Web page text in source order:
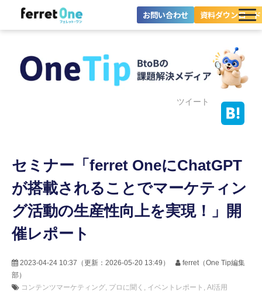
お問い合わせ 資料ダウンロード
ツール・機能一覧
料金プラン
セミナー
お役立ち情報
ツイート
セミナー「ferret OneにChatGPT
が搭載されることでマーケティン
グ活動の生産性向上を実現！」開
催レポート
2023-04-24 10:37 （更新： 2026-05-20 13:49 ）
ferret（One Tip編集
部）
コンテンツマーケティング プロに聞く イベントレポート AI活用